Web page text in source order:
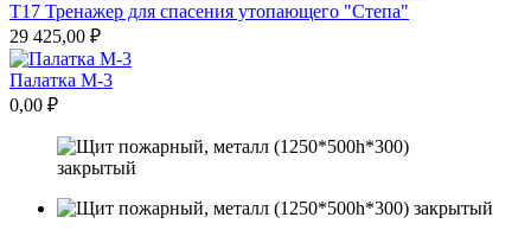
Т17 Тренажер для спасения утопающего "Степа"
29 425,00 ₽
Палатка М-3
0,00 ₽